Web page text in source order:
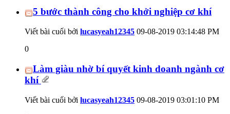
5 bước thành công cho khởi nghiệp cơ khí
Viết bài cuối bởi lucasyeah12345 09-08-2019 03:14:48 PM
0
Làm giàu nhờ bí quyết kinh doanh ngành cơ
khí
Viết bài cuối bởi lucasyeah12345 09-08-2019 03:01:10 PM